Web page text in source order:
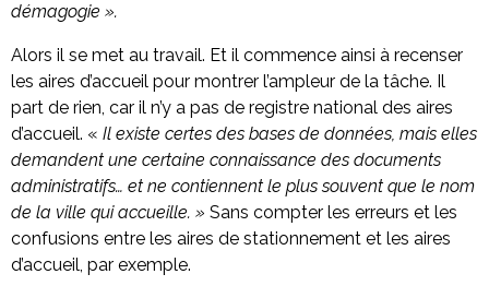
démagogie ».
Alors il se met au travail. Et il commence ainsi à recenser
les aires d’accueil pour montrer l’ampleur de la tâche. Il
part de rien, car il n’y a pas de registre national des aires
d’accueil. « Il existe certes des bases de données, mais elles
demandent une certaine connaissance des documents
administratifs… et ne contiennent le plus souvent que le nom
de la ville qui accueille. » Sans compter les erreurs et les
confusions entre les aires de stationnement et les aires
d’accueil, par exemple.